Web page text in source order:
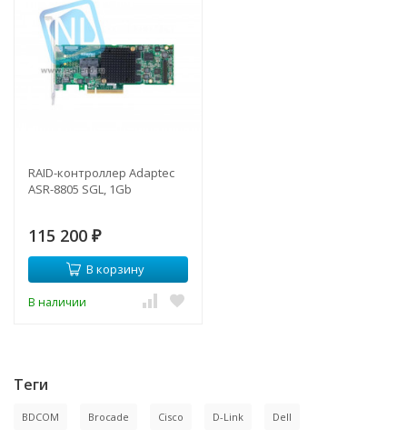
RAID-контроллер Adaptec
ASR-8805 SGL, 1Gb
115 200 ₽
В корзину
В наличии
Теги
BDCOM Brocade Cisco D-Link Dell